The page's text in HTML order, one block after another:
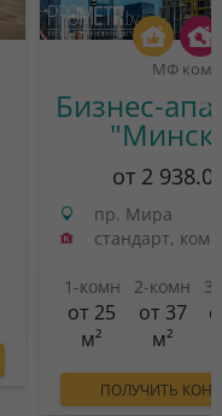
МФ
Бизнес-
от 2
пр. Мира
стандарт,
1-комн
от 25
м²
2-комн
от 37
м²
ПОЛУЧИТЬ